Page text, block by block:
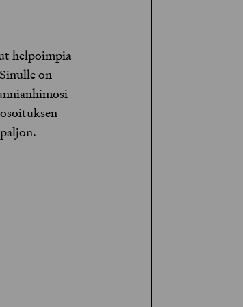
helpoimpia
on